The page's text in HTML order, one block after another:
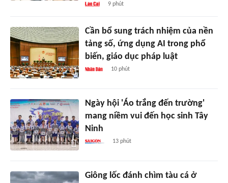
9 phút
Cần bổ sung trách nhiệm của nền
tảng số, ứng dụng AI trong phổ
biến, giáo dục pháp luật
10 phút
Ngày hội 'Áo trắng đến trường'
mang niềm vui đến học sinh Tây
Ninh
13 phút
Giông lốc đánh chìm tàu cá ở